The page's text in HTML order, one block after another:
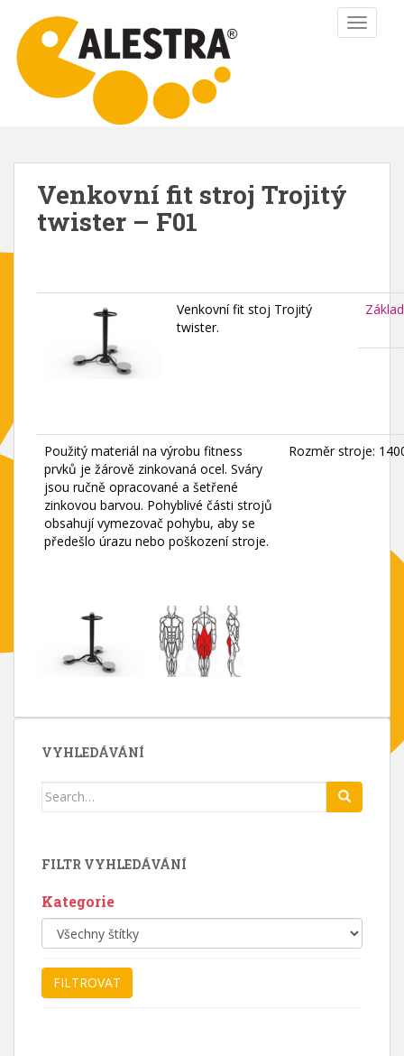
n
Venkovní fit stroj Trojitý
twister – F01
Venkovní fit stoj Trojitý
twister.
Použitý materiál na výrobu fitness
prvků je žárově zinkovaná ocel. Sváry
jsou ručně opracované a šetřené
zinkovou barvou. Pohyblivé části strojů
obsahují vymezovač pohybu, aby se
předešlo úrazu nebo poškození stroje.
Rozměr stroje:
VYHLEDÁVÁNÍ
Search
FILTR VYHLEDÁVÁNÍ
Kategorie